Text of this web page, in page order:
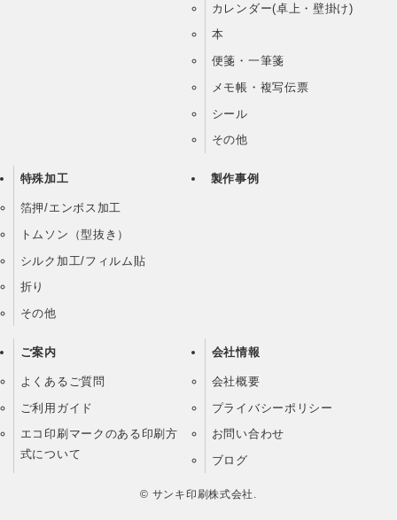
カレンダー(卓上・壁掛け)
本
便箋・一筆箋
メモ帳・複写伝票
シール
その他
特殊加工
箔押/エンボス加工
トムソン（型抜き）
シルク加工/フィルム貼
折り
その他
製作事例
ご案内
よくあるご質問
ご利用ガイド
エコ印刷マークのある印刷方
式について
会社情報
会社概要
プライバシーポリシー
お問い合わせ
ブログ
© サンキ印刷株式会社.